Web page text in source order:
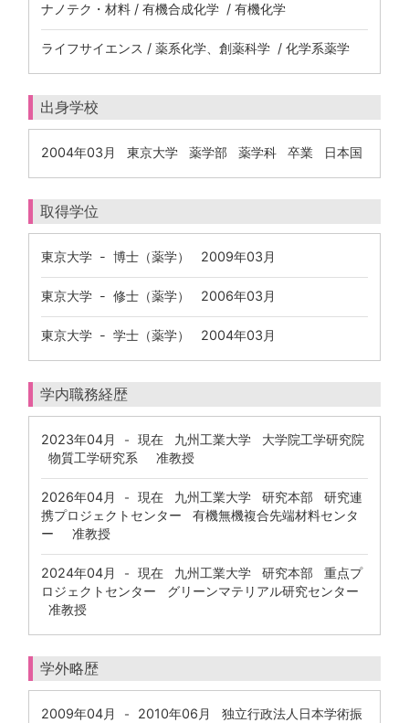
ナノテク・材料 / 有機合成化学 / 有機化学
ライフサイエンス / 薬系化学、創薬科学 / 化学系薬学
出身学校
2004年03月 東京大学 薬学部 薬学科 卒業 日本国
取得学位
東京大学 - 博士（薬学） 2009年03月
東京大学 - 修士（薬学） 2006年03月
東京大学 - 学士（薬学） 2004年03月
学内職務経歴
2023年04月 - 現在 九州工業大学 大学院工学研究院
物質工学研究系 准教授
2026年04月 - 現在 九州工業大学 研究本部 研究連
携プロジェクトセンター 有機無機複合先端材料センタ
ー 准教授
2024年04月 - 現在 九州工業大学 研究本部 重点プ
ロジェクトセンター グリーンマテリアル研究センター
准教授
学外略歴
2009年04月 - 2010年06月
独立行政法人日本学術振